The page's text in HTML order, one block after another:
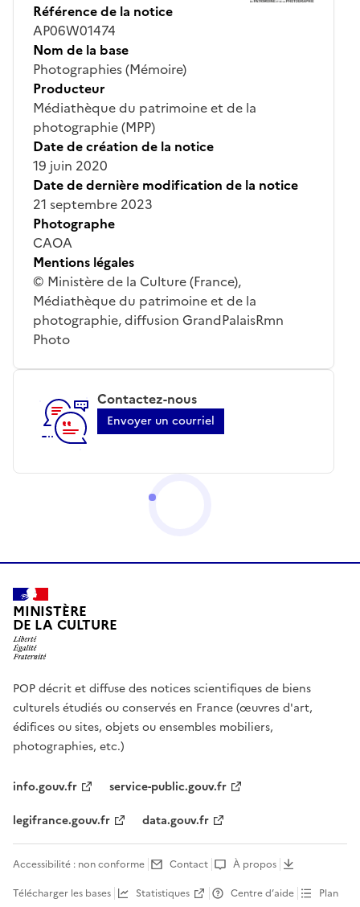
Référence de la notice
AP06W01474
Nom de la base
Photographies (Mémoire)
Producteur
Médiathèque du patrimoine et de la
photographie (MPP)
Date de création de la notice
19 juin 2020
Date de dernière modification de la notice
21 septembre 2023
Photographe
CAOA
Mentions légales
© Ministère de la Culture (France),
Médiathèque du patrimoine et de la
photographie, diffusion GrandPalaisRmn
Photo
Contactez-nous
Envoyer un courriel
MINISTÈRE
DE LA CULTURE
POP décrit et diffuse des notices scientifiques de biens
culturels étudiés ou conservés en France (œuvres d'art,
édifices ou sites, objets ou ensembles mobiliers,
photographies, etc.)
info.gouv.fr
service-public.gouv.fr
legifrance.gouv.fr
data.gouv.fr
Accessibilité : non conforme Contact
À propos
Télécharger les bases
Statistiques Centre d’aide Plan